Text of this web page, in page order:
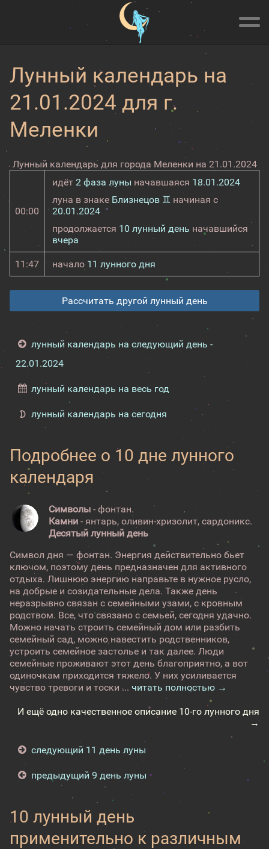
Лунный календарь на
21.01.2024 для г.
Меленки
Лунный календарь для города Меленки на 21.01.2024
00:00
идёт 2 фаза луны начавшаяся 18.01.2024
луна в знаке Близнецов ♊ начиная с
20.01.2024
продолжается 10 лунный день начавшийся
вчера
11:47 начало 11 лунного дня
Рассчитать другой лунный день
лунный календарь на следующий день -
22.01.2024
лунный календарь на весь год
лунный календарь на сегодня
Подробнее о 10 дне лунного
календаря
Символы - фонтан.
Камни - янтарь, оливин-хризолит, сардоникс.
Десятый лунный день
Символ дня — фонтан. Энергия действительно бьет
ключом, поэтому день предназначен для активного
отдыха. Лишнюю энергию направьте в нужное русло,
на добрые и созидательные дела. Также день
неразрывно связан с семейными узами, с кровным
родством. Все, что связано с семьей, сегодня удачно.
Можно начать строить семейный дом или разбить
семейный сад, можно навестить родственников,
устроить семейное застолье и так далее. Люди
семейные проживают этот день благоприятно, а вот
одиночкам приходится тяжело. У них усиливается
чувство тревоги и тоски ... читать полностью →
И ещё одно качественное описание 10-го лунного дня
→
следующий 11 день луны
предыдущий 9 день луны
10 лунный день
применительно к различным